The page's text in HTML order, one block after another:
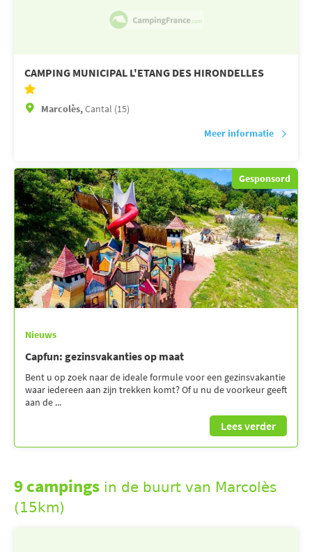
CAMPING MUNICIPAL L'ETANG DES HIRONDELLES
Marcolès,Cantal (15)
Meer informatie
Gesponsord
Nieuws
Capfun: gezinsvakanties op maat
Bent u op zoek naar de ideale formule voor een gezinsvakantie
waar iedereen aan zijn trekken komt? Of u nu de voorkeur geeft
aan de ...
Lees verder
9 campings in de buurt van Marcolès
(15km)